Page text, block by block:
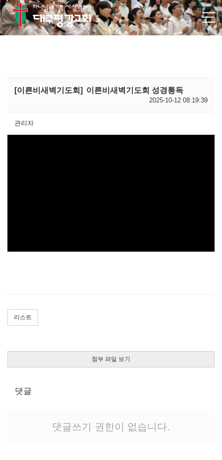
[이른비새벽기도회] 이른비새벽기도회 성경통독
2025-10-12 08:19:39
관리자
리스트
첨부 파일 보기
댓글
댓글쓰기 권한이 없습니다.